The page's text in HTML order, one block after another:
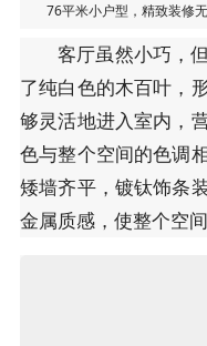
76平米小户型，精致装修
客厅虽然小巧，
了纯白色的木百叶，
够灵活地进入室内，
色与整个空间的色调
矮墙齐平，镀钛饰条
金属质感，使整个空间